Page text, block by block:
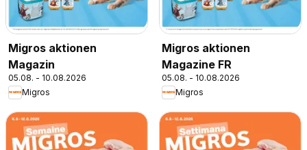
Migros aktionen
Magazin
05.08. - 10.08.2026
Migros
Migros aktionen
Magazine FR
05.08. - 10.08.2026
Migros